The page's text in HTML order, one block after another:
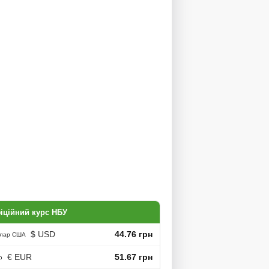
курс НБУ
США $ USD 44.76 грн
€ EUR 51.67 грн